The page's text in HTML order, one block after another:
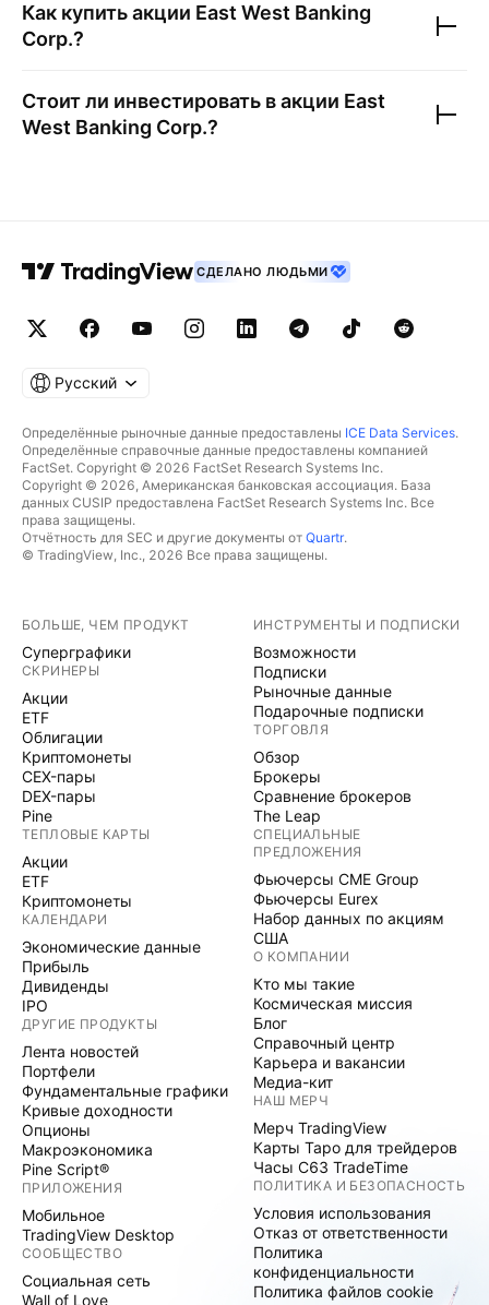
Как купить акции East West Banking
Corp.?
Стоит ли инвестировать в акции East
West Banking Corp.?
СДЕЛАНО ЛЮДЬМИ
Русский
Определённые рыночные данные предоставлены ICE Data Services.
Определённые справочные данные предоставлены компанией
FactSet. Copyright © 2026 FactSet Research Systems Inc.
Copyright © 2026, Американская банковская ассоциация. База
данных CUSIP предоставлена FactSet Research Systems Inc. Все
права защищены.
Отчётность для SEC и другие документы от Quartr.
© TradingView, Inc., 2026 Все права защищены.
БОЛЬШЕ, ЧЕМ ПРОДУКТ
Суперграфики
СКРИНЕРЫ
Акции
ETF
Облигации
Криптомонеты
CEX-пары
DEX-пары
Pine
ТЕПЛОВЫЕ КАРТЫ
Акции
ETF
Криптомонеты
КАЛЕНДАРИ
Экономические данные
Прибыль
Дивиденды
IPO
ДРУГИЕ ПРОДУКТЫ
Лента новостей
Портфели
Фундаментальные графики
Кривые доходности
Опционы
Макроэкономика
Pine Script®
ПРИЛОЖЕНИЯ
Мобильное
TradingView Desktop
СООБЩЕСТВО
Социальная сеть
Wall of Love
ИНСТРУМЕНТЫ И ПОДПИСКИ
Возможности
Подписки
Рыночные данные
Подарочные подписки
ТОРГОВЛЯ
Обзор
Брокеры
Сравнение брокеров
The Leap
СПЕЦИАЛЬНЫЕ
ПРЕДЛОЖЕНИЯ
Фьючерсы CME Group
Фьючерсы Eurex
Набор данных по акциям
США
О КОМПАНИИ
Кто мы такие
Космическая миссия
Блог
Справочный центр
Карьера и вакансии
Медиа-кит
НАШ МЕРЧ
Мерч TradingView
Карты Таро для трейдеров
Часы C63 TradeTime
ПОЛИТИКА И БЕЗОПАСНОСТЬ
Условия использования
Отказ от ответственности
Политика
конфиденциальности
Политика файлов cookie